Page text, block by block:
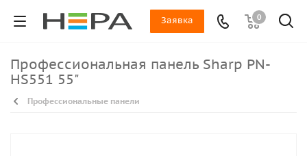
0
Заявка
Профессиональная панель Sharp PN-
HS551 55"
Профессиональные панели